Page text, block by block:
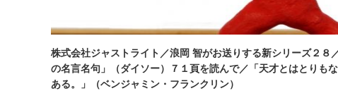
株式会社ジャストライト／浪岡 智がお送りする新シリーズ２８
の名言名句」（ダイソー）７１頁を読んで／「天才とはとりも
ある。」（ベンジャミン・フランクリン）